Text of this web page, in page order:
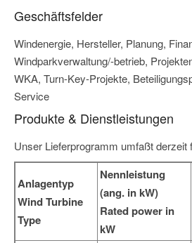
Geschäftsfelder
Windenergie, Hersteller, Planung,
Windparkverwaltung/-betrieb,
WKA, Turn-Key-Projekte,
Service
Produkte & Dienstleistungen
Unser Lieferprogramm umfaßt derzeit
Anlagentyp
Wind Turbine
Type
Nennleistung
(ang. in kW)
Rated power in
kW